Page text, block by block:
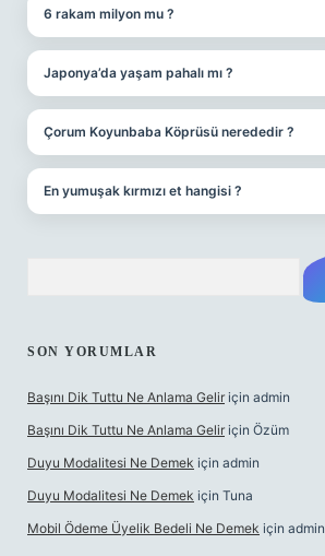
6 rakam milyon mu ?
Japonya’da yaşam pahalı mı ?
Çorum Koyunbaba Köprüsü nerededir ?
En yumuşak kırmızı et hangisi ?
SON YORUMLAR
Başını Dik Tuttu Ne Anlama Gelir için admin
Başını Dik Tuttu Ne Anlama Gelir için Özüm
Duyu Modalitesi Ne Demek için admin
Duyu Modalitesi Ne Demek için Tuna
Mobil Ödeme Üyelik Bedeli Ne Demek için admin